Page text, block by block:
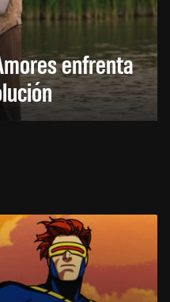
enfrenta